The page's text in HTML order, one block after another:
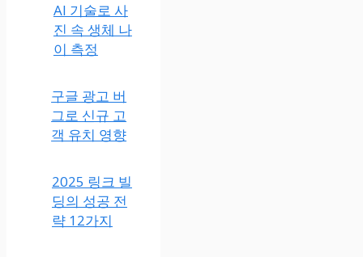
AI 기술로 사
진 속 생체 나
이 측정
구글 광고 버
그로 신규 고
객 유치 영향
2025 링크 빌
딩의 성공 전
략 12가지